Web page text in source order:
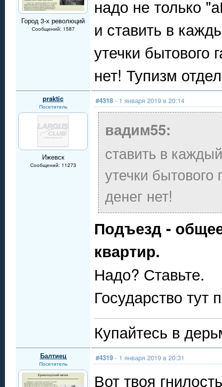
Город 3-х революций
Сообщений: 1587
надо не только
и ставить в
утечки бытового
нет! Тупизм
praktic
Посетитель
Ижевск
Сообщений: 11273
#4318 - 1 января 2019 в 20:14
вадим55:
ставить в
утечки
денег нет!
Подъезд -
квартир.
Надо? Ставьте.
Государство тут
Купайтесь в
Балтиец
Посетитель
#4319 - 1 января 2019 в 20:31
Вот твоя